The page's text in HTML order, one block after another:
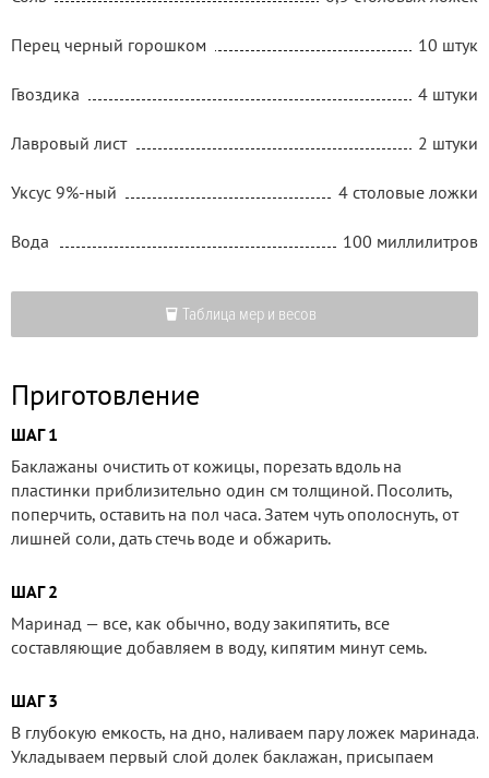
Перец черный горошком 10 штук
Гвоздика 4 штуки
Лавровый лист 2 штуки
Уксус 9%-ный 4 столовые ложки
Вода 100 миллилитров
Таблица мер и весов
Приготовление
ШАГ 1
Баклажаны очистить от кожицы, порезать вдоль на
пластинки приблизительно один см толщиной. Посолить,
поперчить, оставить на пол часа. Затем чуть ополоснуть, от
лишней соли, дать стечь воде и обжарить.
ШАГ 2
Маринад — все, как обычно, воду закипятить, все
составляющие добавляем в воду, кипятим минут семь.
ШАГ 3
В глубокую емкость, на дно, наливаем пару ложек маринада.
Укладываем первый слой долек баклажан, присыпаем